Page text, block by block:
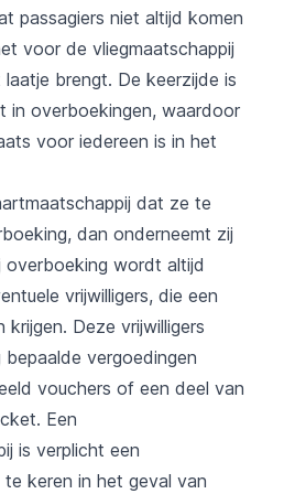
passagiers niet altijd komen
voor de vliegmaatschappij
brengt. De keerzijde is
in overboekingen, waardoor
voor iedereen is in het
dat ze te
dan onderneemt zij
overboeking wordt altijd
vrijwilligers, die een
Deze vrijwilligers
vergoedingen
vouchers of een deel van
Een
is verplicht een
keren in het geval van